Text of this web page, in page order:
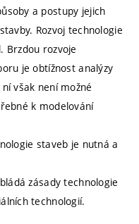
a postupy jejich
Rozvoj technologie
Brzdou rozvoje
je obtížnost analýzy
však není možné
k modelování
staveb je nutná a
zásady technologie
technologií.